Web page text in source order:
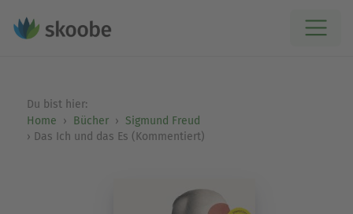
Du bist hier:
Home
Bücher
Sigmund Freud
Das Ich und das Es (Kommentiert)